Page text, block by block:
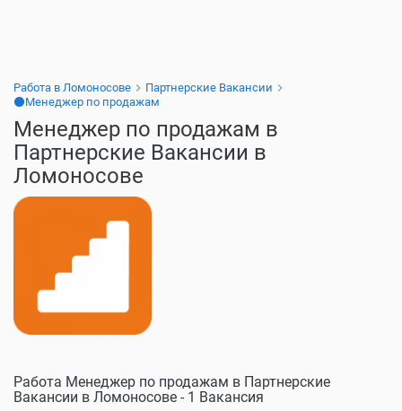
Работа в Ломоносове
Партнерские Вакансии
⚫Менеджер по продажам
Менеджер по продажам в
Партнерские Вакансии в
Ломоносове
Работа Менеджер по продажам в Партнерские
Вакансии в Ломоносове - 1 Вакансия